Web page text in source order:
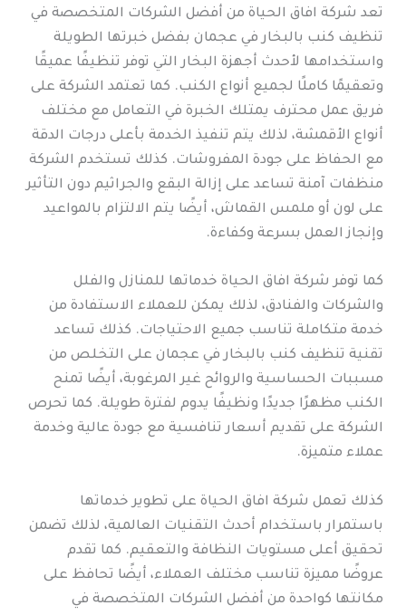
تعد شركة افاق الحياة من أفضل الشركات المتخصصة في
تنظيف كنب بالبخار في عجمان بفضل خبرتها الطويلة
واستخدامها لأحدث أجهزة البخار التي توفر تنظيفًا عميقًا
وتعقيمًا كاملًا لجميع أنواع الكنب. كما تعتمد الشركة على
فريق عمل محترف يمتلك الخبرة في التعامل مع مختلف
أنواع الأقمشة، لذلك يتم تنفيذ الخدمة بأعلى درجات الدقة
مع الحفاظ على جودة المفروشات. كذلك تستخدم الشركة
منظفات آمنة تساعد على إزالة البقع والجراثيم دون التأثير
على لون أو ملمس القماش، أيضًا يتم الالتزام بالمواعيد
وإنجاز العمل بسرعة وكفاءة.
كما توفر شركة افاق الحياة خدماتها للمنازل والفلل
والشركات والفنادق، لذلك يمكن للعملاء الاستفادة من
خدمة متكاملة تناسب جميع الاحتياجات. كذلك تساعد
تقنية تنظيف كنب بالبخار في عجمان على التخلص من
مسببات الحساسية والروائح غير المرغوبة، أيضًا تمنح
الكنب مظهرًا جديدًا ونظيفًا يدوم لفترة طويلة. كما تحرص
الشركة على تقديم أسعار تنافسية مع جودة عالية وخدمة
عملاء متميزة.
كذلك تعمل شركة افاق الحياة على تطوير خدماتها
باستمرار باستخدام أحدث التقنيات العالمية، لذلك تضمن
تحقيق أعلى مستويات النظافة والتعقيم. كما تقدم
عروضًا مميزة تناسب مختلف العملاء، أيضًا تحافظ على
مكانتها كواحدة من أفضل الشركات المتخصصة في